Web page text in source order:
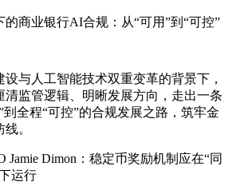
的商业银行AI合规：从“可用”到“可控”
设与人工智能技术双重变革的背景下，
清监管逻辑、明晰发展方向，走出一条
到全程“可控”的合规发展之路，筑牢金
。
Jamie Dimon：稳定币奖励机制应在“同
运行